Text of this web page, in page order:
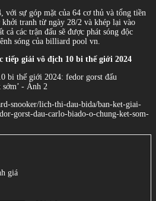
sự góp mặt của 64 cơ thủ và tổng tiền
tranh từ ngày 28/2 và khép lại vào
các trận đấu sẽ được phát sóng độc
sóng của billiard pool vn.
giải vô địch 10 bi thế giới 2024
snooker/lich-thi-dau-bida/ban-ket-giai-
gorst-dau-carlo-biado-o-chung-ket-som-
giá